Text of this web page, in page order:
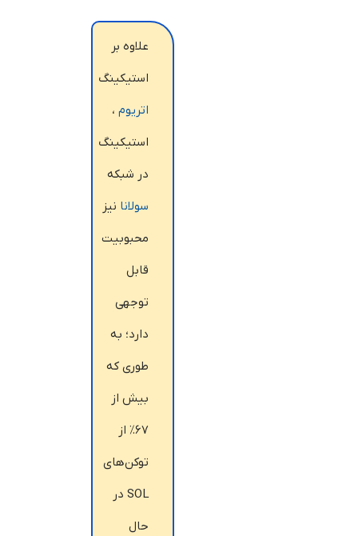
علاوه بر
استیکینگ
اتریوم ،
استیکینگ
در شبکه
سولانا نیز
محبوبیت
قابل
توجهی
دارد؛ به
طوری که
بیش از
۶۷٪ از
توکن‌های
SOL در
حال